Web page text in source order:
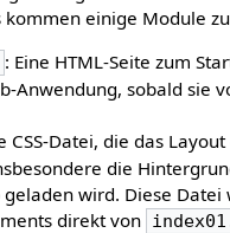
kommen einige Module
: Eine HTML-Seite zum
Anwendung, sobald sie
CSS-Datei, die das
die
wird. Diese
direkt von